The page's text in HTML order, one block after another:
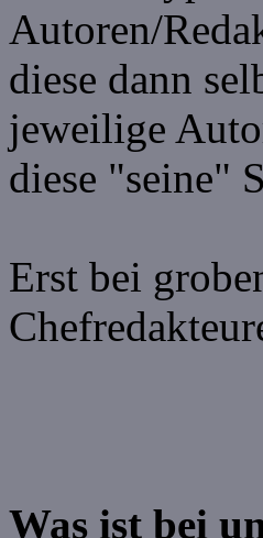
Autoren/
diese dann
jeweilige
diese "seine"
Erst bei
Was ist bei